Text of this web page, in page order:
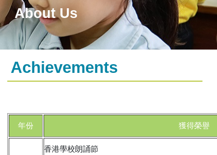
About Us
Achievements
年份 獲得榮譽
香港學校朗誦節